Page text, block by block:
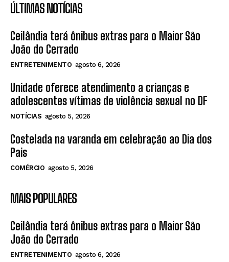
ÚLTIMAS NOTÍCIAS
Ceilândia terá ônibus extras para o Maior São
João do Cerrado
ENTRETENIMENTO agosto 6, 2026
Unidade oferece atendimento a crianças e
adolescentes vítimas de violência sexual no DF
NOTÍCIAS agosto 5, 2026
Costelada na varanda em celebração ao Dia dos
Pais
COMÉRCIO agosto 5, 2026
MAIS POPULARES
Ceilândia terá ônibus extras para o Maior São
João do Cerrado
ENTRETENIMENTO agosto 6, 2026